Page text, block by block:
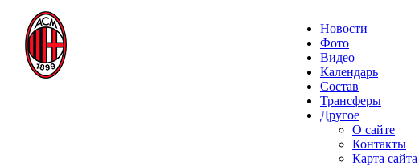
Новости
Фото
Видео
Календарь
Состав
Трансферы
Другое
О сайте
Контакты
Карта сайта